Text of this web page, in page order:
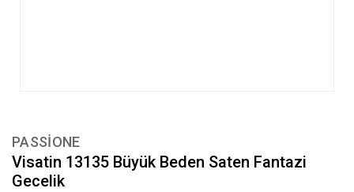
PASSİONE
Visatin 13135 Büyük Beden Saten Fantazi
Gecelik